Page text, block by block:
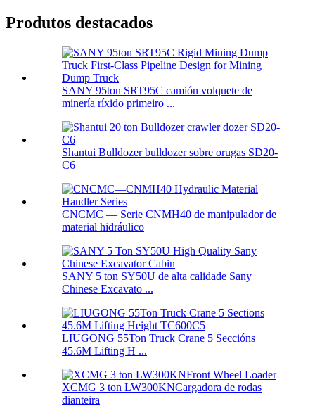
Produtos destacados
SANY 95ton SRT95C camión volquete de
minería ríxido primeiro ...
Shantui Bulldozer bulldozer sobre orugas SD20-
C6
CNCMC — Serie CNMH40 de manipulador de
material hidráulico
SANY 5 ton SY50U de alta calidade Sany
Chinese Excavato ...
LIUGONG 55Ton Truck Crane 5 Seccións
45.6M Lifting H ...
XCMG 3 ton LW300KNCargadora de rodas
dianteira